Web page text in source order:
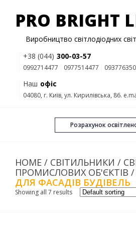
+38 (044) 300-03-57
0992714477 0977514477
PRO BRIGHT
Виробництво світлодіодних
Наш офіс
04080, г. Київ, ул. Кирилівська, 86.
Розрахунок
HOME / СВІТИЛЬНИКИ /
ПРОМИСЛОВИХ ОБ'ЄКТІВ /
ДЛЯ ФАСАДІВ БУДІВЕЛЬ
Showing all 7 results